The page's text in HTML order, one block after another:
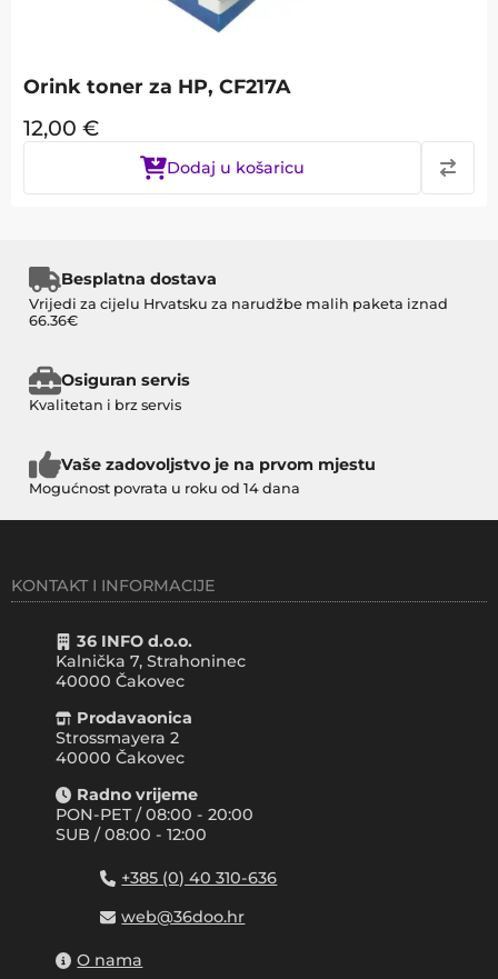
Orink toner za HP, CF217A
12,00 €
Dodaj u košaricu
Besplatna dostava
Vrijedi za cijelu Hrvatsku za narudžbe malih paketa iznad
66.36€
Osiguran servis
Kvalitetan i brz servis
Vaše zadovoljstvo je na prvom mjestu
Mogućnost povrata u roku od 14 dana
KONTAKT I INFORMACIJE
36 INFO d.o.o.
Kalnička 7, Strahoninec
40000 Čakovec
Prodavaonica
Strossmayera 2
40000 Čakovec
Radno vrijeme
PON-PET / 08:00 - 20:00
SUB / 08:00 - 12:00
+385 (0) 40 310-636
web@36doo.hr
O nama